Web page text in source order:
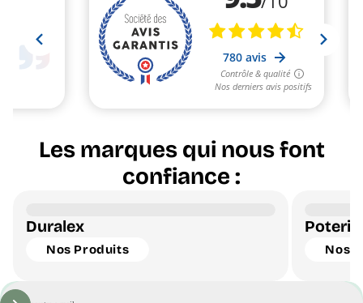
Les marques qui nous font
confiance :
Duralex
Nos Produits
Poterie
Nos
E-
mail